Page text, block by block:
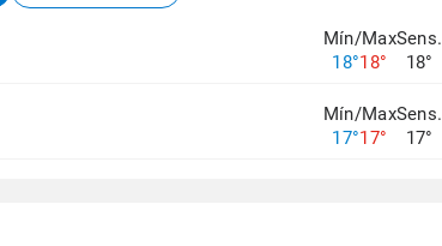
Mín/Max
18°18°
Sens.
18°
Mín/Max
17°17°
Sens.
17°